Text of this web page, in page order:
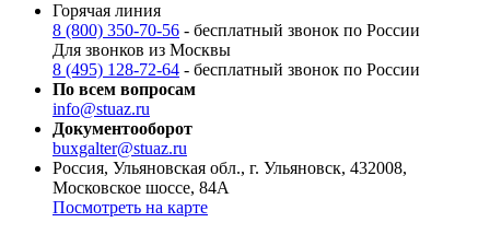
Горячая линия
8 (800) 350-70-56 - бесплатный звонок по России
Для звонков из Москвы
8 (495) 128-72-64 - бесплатный звонок по России
По всем вопросам
info@stuaz.ru
Документооборот
buxgalter@stuaz.ru
Россия, Ульяновская обл., г. Ульяновск, 432008,
Московское шоссе, 84А
Посмотреть на карте